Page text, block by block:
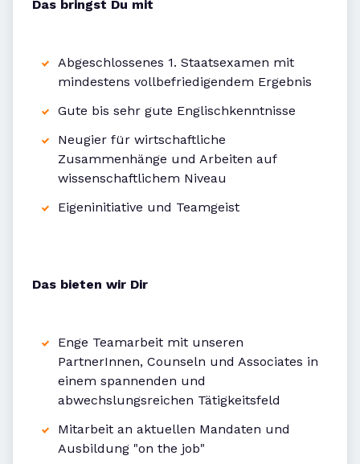
Das bringst Du mit
Abgeschlossenes 1. Staatsexamen mit
mindestens vollbefriedigendem Ergebnis
Gute bis sehr gute Englischkenntnisse
Neugier für wirtschaftliche
Zusammenhänge und Arbeiten auf
wissenschaftlichem Niveau
Eigeninitiative und Teamgeist
Das bieten wir Dir
Enge Teamarbeit mit unseren
PartnerInnen, Counseln und Associates in
einem spannenden und
abwechslungsreichen Tätigkeitsfeld
Mitarbeit an aktuellen Mandaten und
Ausbildung "on the job"